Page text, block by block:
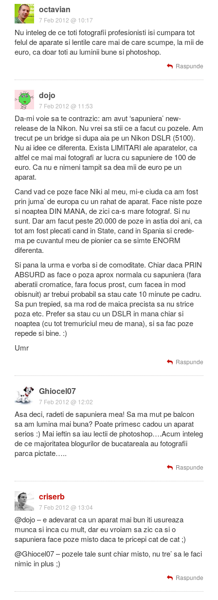
octavian
7 Feb 2012 @ 10:17
Nu inteleg de ce toti fotografii profesionisti isi cumpara tot
felul de aparate si lentile care mai de care scumpe, la mii de
euro, ca doar toti au luminii bune si photoshop.
Raspunde
dojo
7 Feb 2012 @ 11:53
Da-mi voie sa te contrazic: am avut ‘sapuniera’ new-
release de la Nikon. Nu vrei sa stii ce a facut cu pozele. Am
trecut pe un bridge si dupa aia pe un Nikon DSLR (5100).
Nu ai idee ce diferenta. Exista LIMITARI ale aparatelor, ca
altfel ce mai mai fotografi ar lucra cu sapuniere de 100 de
euro. Ca nu e nimeni tampit sa dea mii de euro pe un
aparat.
Cand vad ce poze face Niki al meu, mi-e ciuda ca am fost
prin juma’ de europa cu un rahat de aparat. Face niste poze
si noaptea DIN MANA, de zici ca-s mare fotograf. Si nu
sunt. Dar am facut peste 20.000 de poze in astia doi ani, ca
tot am fost plecati cand in State, cand in Spania si crede-
ma pe cuvantul meu de pionier ca se simte ENORM
diferenta.
Si pana la urma e vorba si de comoditate. Chiar daca PRIN
ABSURD as face o poza aprox normala cu sapuniera (fara
aberatii cromatice, fara focus prost, cum facea in mod
obisnuit) ar trebui probabil sa stau cate 10 minute pe cadru.
Sa pun trepied, sa ma rod de maica precista sa nu strice
poza etc. Prefer sa stau cu un DSLR in mana chiar si
noaptea (cu tot tremuriciul meu de mana), si sa fac poze
repede si bine. :)
Umr
Raspunde
Ghiocel07
7 Feb 2012 @ 12:02
Asa deci, radeti de sapuniera mea! Sa ma mut pe balcon
sa am lumina mai buna? Poate primesc cadou un aparat
serios :) Mai ieftin sa iau lectii de photoshop….Acum inteleg
de ce majoritatea blogurilor de bucatareala au fotografii
parca pictate…..
Raspunde
criserb
7 Feb 2012 @ 13:04
@dojo – e adevarat ca un aparat mai bun iti usureaza
munca si inca cu mult, dar eu vroiam sa zic ca si o
sapuniera face poze misto daca te pricepi cat de cat ;)
@Ghiocel07 – pozele tale sunt chiar misto, nu tre’ sa le faci
nimic in plus ;)
Raspunde